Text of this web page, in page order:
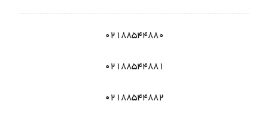
02188544880
02188544881
02188544882